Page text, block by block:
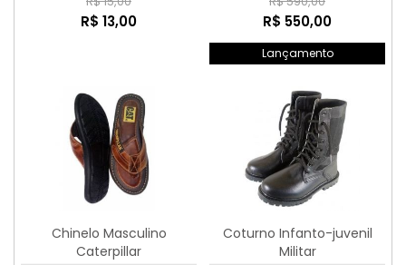
R$ 13,00 R$ 550,00
Lançamento
Chinelo Masculino
Caterpillar
Coturno Infanto-juvenil
Militar